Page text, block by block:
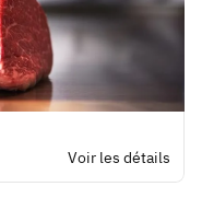
Voir les détails